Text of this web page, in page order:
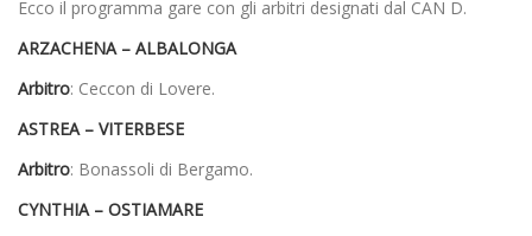
Ecco il programma gare con gli arbitri designati dal CAN D.
ARZACHENA – ALBALONGA
Arbitro: Ceccon di Lovere.
ASTREA – VITERBESE
Arbitro: Bonassoli di Bergamo.
CYNTHIA – OSTIAMARE